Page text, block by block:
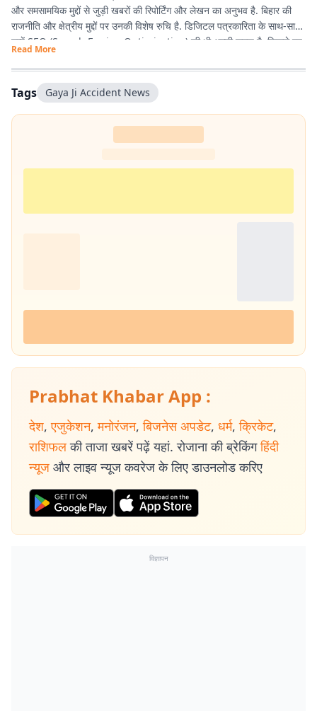
और समसामयिक मुद्दों से जुड़ी खबरों की रिपोर्टिंग और लेखन का अनुभव है. बिहार की
राजनीति और क्षेत्रीय मुद्दों पर उनकी विशेष रुचि है. डिजिटल पत्रकारिता के साथ-साथ
उन्हें SEO (Search Engine Optimization) की भी अच्छी समझ है, जिससे वह
पाठकों तक समय पर और प्रभावी ढंग से खबरें पहुंचाने में दक्ष हैं. तथ्यपरक, विश्वसनीय
और SEO-अनुकूल समाचार तैयार करना उनकी प्रमुख कार्यशैली है.
Read More
Tags Gaya Ji Accident News
Prabhat Khabar App :
देश, एजुकेशन, मनोरंजन, बिजनेस अपडेट, धर्म, क्रिकेट,
राशिफल की ताजा खबरें पढ़ें यहां. रोजाना की ब्रेकिंग हिंदी
न्यूज और लाइव न्यूज कवरेज के लिए डाउनलोड करिए
विज्ञापन